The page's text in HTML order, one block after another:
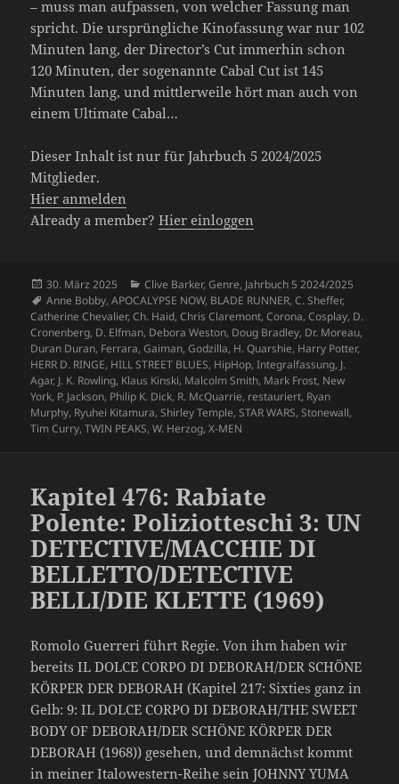
– muss man aufpassen, von welcher Fassung man
spricht. Die ursprüngliche Kinofassung war nur 102
Minuten lang, der Director’s Cut immerhin schon
120 Minuten, der sogenannte Cabal Cut ist 145
Minuten lang, und mittlerweile hört man auch von
einem Ultimate Cabal…
Dieser Inhalt ist nur für Jahrbuch 5 2024/2025
Mitglieder.
Hier anmelden
Already a member?Hier einloggen
Veröffentlicht
am
30. März 2025 Kategorien
Clive Barker,Genre, Jahrbuch 5 2024/2025
Schlagwörter
Anne Bobby,APOCALYPSE NOW, BLADE RUNNER,C. Sheffer,
Catherine Chevalier,Ch. Haid,Chris Claremont,Corona,Cosplay, D.
Cronenberg, D. Elfman, Debora Weston, Doug Bradley, Dr. Moreau,
Duran Duran, Ferrara,Gaiman,Godzilla, H. Quarshie, Harry Potter,
HERR D. RINGE, HILL STREET BLUES, HipHop,Integralfassung, J.
Agar, J. K. Rowling, Klaus Kinski, Malcolm Smith, Mark Frost, New
York, P. Jackson, Philip K. Dick, R. McQuarrie, restauriert, Ryan
Murphy, Ryuhei Kitamura,Shirley Temple,STAR WARS,Stonewall,
Tim Curry,TWIN PEAKS,W. Herzog,X-MEN
Kapitel 476: Rabiate
Polente: Poliziotteschi 3: UN
DETECTIVE/MACCHIE DI
BELLETTO/DETECTIVE
BELLI/DIE KLETTE (1969)
Romolo Guerreri führt Regie. Von ihm haben wir
bereits IL DOLCE CORPO DI DEBORAH/DER SCHÖNE
KÖRPER DER DEBORAH (Kapitel 217: Sixties ganz in
Gelb: 9: IL DOLCE CORPO DI DEBORAH/THE SWEET
BODY OF DEBORAH/DER SCHÖNE KÖRPER DER
DEBORAH (1968)) gesehen, und demnächst kommt
in meiner Italowestern-Reihe sein JOHNNY YUMA